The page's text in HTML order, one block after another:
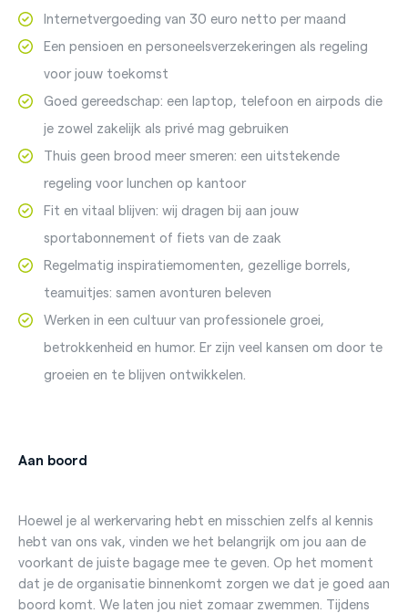
Internetvergoeding van 30 euro netto per maand
Een pensioen en personeelsverzekeringen als regeling
voor jouw toekomst
Goed gereedschap: een laptop, telefoon en airpods die
je zowel zakelijk als privé mag gebruiken
Thuis geen brood meer smeren: een uitstekende
regeling voor lunchen op kantoor
Fit en vitaal blijven: wij dragen bij aan jouw
sportabonnement of fiets van de zaak
Regelmatig inspiratiemomenten, gezellige borrels,
teamuitjes: samen avonturen beleven
Werken in een cultuur van professionele groei,
betrokkenheid en humor. Er zijn veel kansen om door te
groeien en te blijven ontwikkelen.
Aan boord
Hoewel je al werkervaring hebt en misschien zelfs al kennis
hebt van ons vak, vinden we het belangrijk om jou aan de
voorkant de juiste bagage mee te geven. Op het moment
dat je de organisatie binnenkomt zorgen we dat je goed aan
boord komt. We laten jou niet zomaar zwemmen. Tijdens